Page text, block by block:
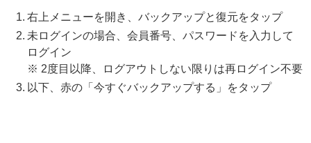
右上メニューを開き、バックアップと復元をタップ
未ログインの場合、会員番号、パスワードを入力して
ログイン
※ 2度目以降、ログアウトしない限りは再ログイン不要
以下、赤の「今すぐバックアップする」をタップ